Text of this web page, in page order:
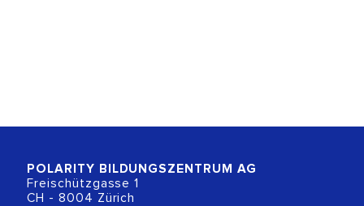
POLARITY BILDUNGSZENTRUM AG
Freischützgasse 1
CH - 8004 Zürich